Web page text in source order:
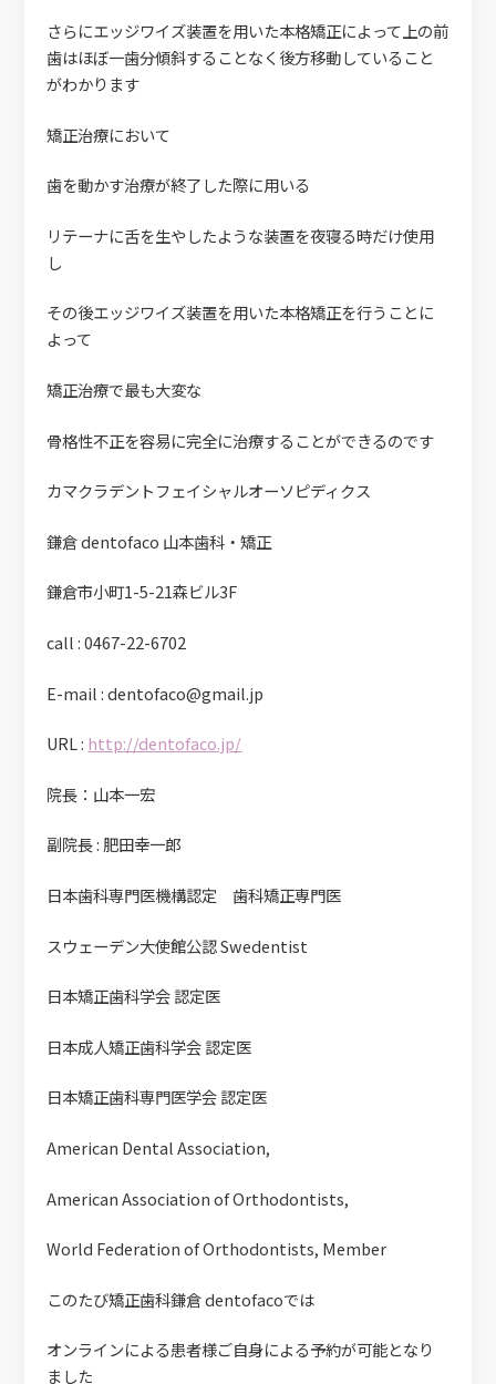
さらにエッジワイズ装置を用いた本格矯正によって上の前
歯はほぼ一歯分傾斜することなく後方移動していること
がわかります
矯正治療において
歯を動かす治療が終了した際に用いる
リテーナに舌を生やしたような装置を夜寝る時だけ使用
し
その後エッジワイズ装置を用いた本格矯正を行うことに
よって
矯正治療で最も大変な
骨格性不正を容易に完全に治療することができるのです
カマクラデントフェイシャルオーソピディクス
鎌倉 dentofaco 山本歯科・矯正
鎌倉市小町1-5-21森ビル3F
call : 0467-22-6702
E-mail : dentofaco@gmail.jp
URL : http://dentofaco.jp/
院長：山本一宏
副院長 : 肥田幸一郎
日本歯科専門医機構認定 歯科矯正専門医
スウェーデン大使館公認 Swedentist
日本矯正歯科学会 認定医
日本成人矯正歯科学会 認定医
日本矯正歯科専門医学会 認定医
American Dental Association,
American Association of Orthodontists,
World Federation of Orthodontists, Member
このたび矯正歯科鎌倉 dentofacoでは
オンラインによる患者様ご自身による予約が可能となり
ました